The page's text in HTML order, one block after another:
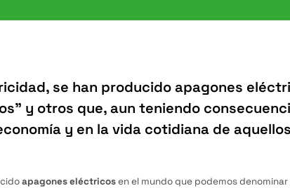
se han producido apagones
y otros que, aun teniendo
y en la vida cotidiana de
apagones eléctricosen el mundo que podemos denominar